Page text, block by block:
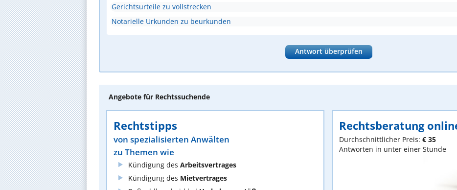
Gerichtsurteile zu vollstrecken
Notarielle Urkunden zu beurkunden
Antwort überprüfen
Angebote für Rechtssuchende
Rechtstipps
von spezialisierten Anwälten
zu Themen wie
Kündigung des Arbeitsvertrages
Kündigung des Mietvertrages
Rechtsberatung
Durchschnittlicher Preis: € 35
Antworten in unter einer Stunde